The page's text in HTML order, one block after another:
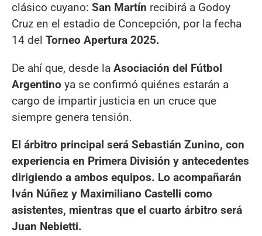
clásico cuyano: San Martín recibirá a Godoy
Cruz en el estadio de Concepción, por la fecha
14 del Torneo Apertura 2025.
De ahí que, desde la Asociación del Fútbol
Argentino ya se confirmó quiénes estarán a
cargo de impartir justicia en un cruce que
siempre genera tensión.
El árbitro principal será Sebastián Zunino, con
experiencia en Primera División y antecedentes
dirigiendo a ambos equipos. Lo acompañarán
Iván Núñez y Maximiliano Castelli como
asistentes, mientras que el cuarto árbitro será
Juan Nebietti.